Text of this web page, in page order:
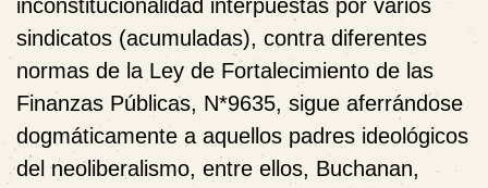
inconstitucionalidad interpuestas por varios
sindicatos (acumuladas), contra diferentes
normas de la Ley de Fortalecimiento de las
Finanzas Públicas, N*9635, sigue aferrándose
dogmáticamente a aquellos padres ideológicos
del neoliberalismo, entre ellos, Buchanan,